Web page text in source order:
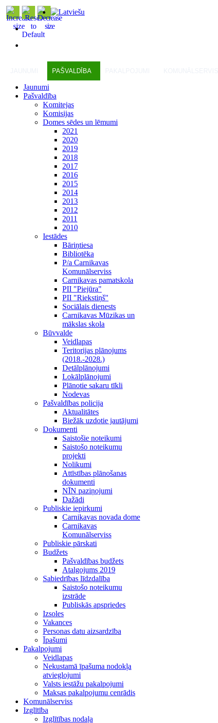
PAŠVALDĪBA
Jaunumi
Pašvaldība
Komitejas
Komisijas
Domes sēdes un lēmumi
2021
2020
2019
2018
2017
2016
2015
2014
2013
2012
2011
2010
Iestādes
Bāriņtiesa
Bibliotēka
P/a Carnikavas
Komunālserviss
Carnikavas pamatskola
PII "Piejūra"
PII "Riekstiņš"
Sociālais dienests
Carnikavas Mūzikas un
mākslas skola
Būvvalde
Veidlapas
Teritorijas plānojums
(2018.-2028.)
Detālplānojumi
Lokālplānojumi
Plānotie sakaru tīkli
Nodevas
Pašvaldības policija
Aktualitātes
Biežāk uzdotie jautājumi
Dokumenti
Saistošie noteikumi
Saistošo noteikumu
projekti
Nolikumi
Attīstības plānošanas
dokumenti
NĪN paziņojumi
Dažādi
Publiskie iepirkumi
Carnikavas novada dome
Carnikavas
Komunālserviss
Publiskie pārskati
Budžets
Pašvaldības budžets
Atalgojums 2019
Sabiedrības līdzdalība
Saistošo noteikumu
izstrāde
Publiskās apspriedes
Izsoles
Vakances
Personas datu aizsardzība
Īpašumi
Pakalpojumi
Veidlapas
Nekustamā īpašuma nodokļa
atvieglojumi
Valsts iestāžu pakalpojumi
Maksas pakalpojumu cenrādis
Komunālserviss
Izglītība
Izglītības nodaļa